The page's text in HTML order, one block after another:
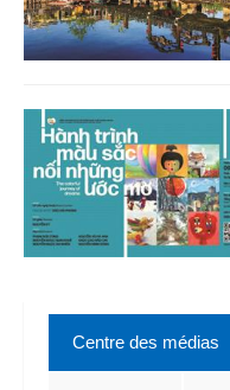
Centre des médias